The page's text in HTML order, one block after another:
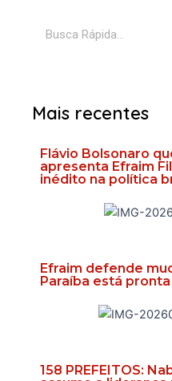
Mais recentes
Flávio Bolsonaro
apresenta Efraim
inédito na política
Efraim defende
Paraíba está
158 PREFEITOS: